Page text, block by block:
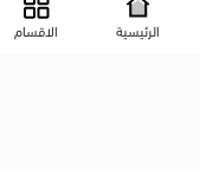
شارع المكاتب, الزقازيق
الرئيسية الاقسام